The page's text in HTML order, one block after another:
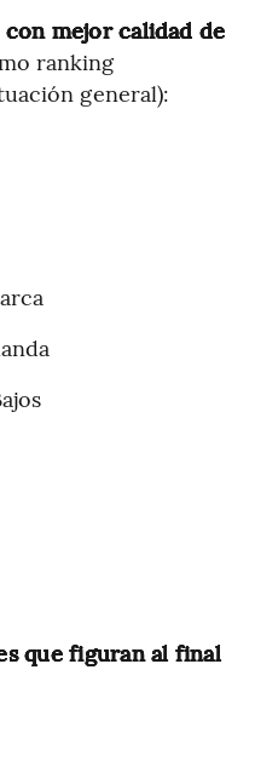
con mejor calidad de
ranking
general):
que figuran al final